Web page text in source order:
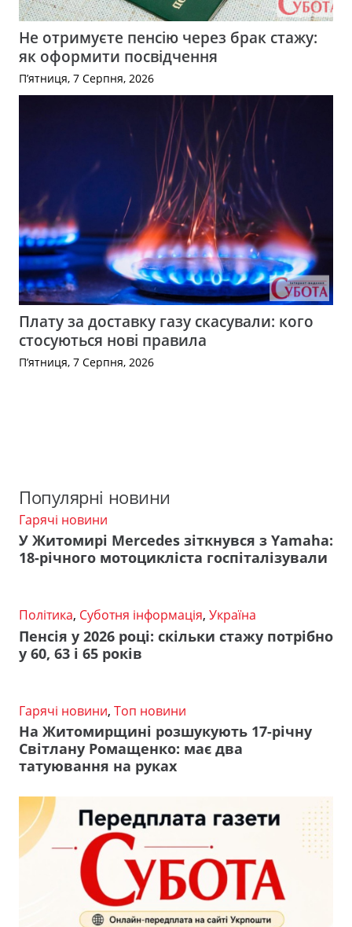
Не отримуєте пенсію через брак стажу:
як оформити посвідчення
П’ятниця, 7 Серпня, 2026
Плату за доставку газу скасували: кого
стосуються нові правила
П’ятниця, 7 Серпня, 2026
Популярні новини
Гарячі новини
У Житомирі Mercedes зіткнувся з Yamaha:
18-річного мотоцикліста госпіталізували
Політика, Суботня інформація, Україна
Пенсія у 2026 році: скільки стажу потрібно
у 60, 63 і 65 років
Гарячі новини, Топ новини
На Житомирщині розшукують 17-річну
Світлану Ромащенко: має два
татуювання на руках